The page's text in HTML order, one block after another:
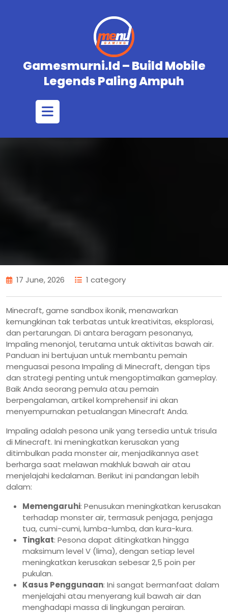
Gamesmurni.id – Build Mobile
Legends Paling Ampuh
Open
17 June, 2026 1 category
Minecraft, game sandbox ikonik, menawarkan
kemungkinan tak terbatas untuk kreativitas, eksplorasi,
dan pertarungan. Di antara beragam pesonanya,
Impaling menonjol, terutama untuk aktivitas bawah air.
Panduan ini bertujuan untuk membantu pemain
menguasai pesona Impaling di Minecraft, dengan tips
dan strategi penting untuk mengoptimalkan gameplay.
Baik Anda seorang pemula atau pemain
berpengalaman, artikel komprehensif ini akan
menyempurnakan petualangan Minecraft Anda.
Impaling adalah pesona unik yang tersedia untuk trisula
di Minecraft. Ini meningkatkan kerusakan yang
ditimbulkan pada monster air, menjadikannya aset
berharga saat melawan makhluk bawah air atau
menjelajahi kedalaman. Berikut ini pandangan lebih
dalam:
Memengaruhi: Penusukan meningkatkan kerusakan
terhadap monster air, termasuk penjaga, penjaga
tua, cumi-cumi, lumba-lumba, dan kura-kura.
Tingkat: Pesona dapat ditingkatkan hingga
maksimum level V (lima), dengan setiap level
meningkatkan kerusakan sebesar 2,5 poin per
pukulan.
Kasus Penggunaan: Ini sangat bermanfaat dalam
menjelajahi atau menyerang kuil bawah air dan
menghadapi massa di lingkungan perairan.